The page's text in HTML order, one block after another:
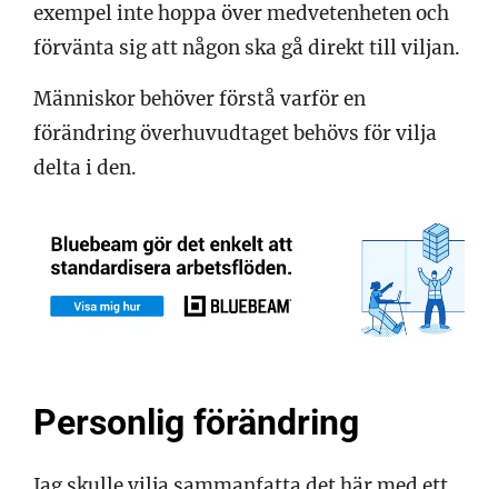
exempel inte hoppa över medvetenheten och
förvänta sig att någon ska gå direkt till viljan.
Människor behöver förstå varför en
förändring överhuvudtaget behövs för vilja
delta i den.
Personlig förändring